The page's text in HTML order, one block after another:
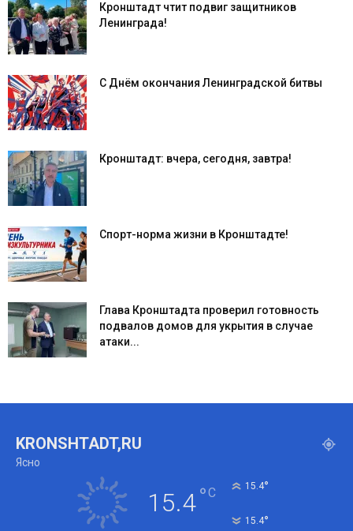
Кронштадт чтит подвиг защитников
Ленинграда!
С Днём окончания Ленинградской битвы
Кронштадт: вчера, сегодня, завтра!
Спорт-норма жизни в Кронштадте!
Глава Кронштадта проверил готовность
подвалов домов для укрытия в случае
атаки...
KRONSHTADT,RU
Ясно
15.4°C 15.4°
15.4°